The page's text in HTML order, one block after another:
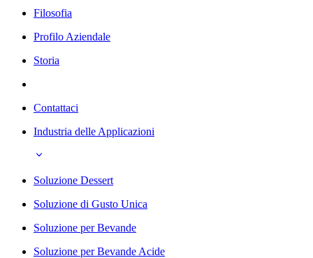
Filosofia
Profilo Aziendale
Storia
Contattaci
Industria delle Applicazioni
Soluzione Dessert
Soluzione di Gusto Unica
Soluzione per Bevande
Soluzione per Bevande Acide